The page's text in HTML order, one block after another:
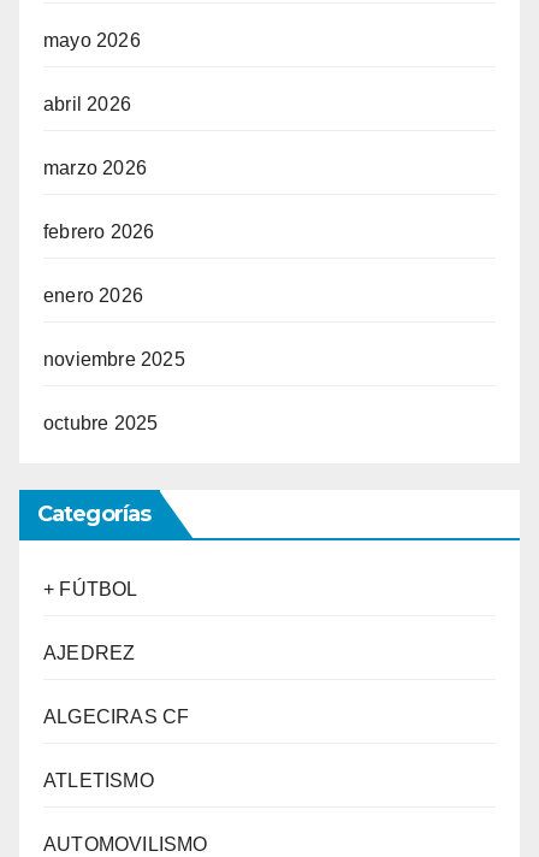
mayo 2026
abril 2026
marzo 2026
febrero 2026
enero 2026
noviembre 2025
octubre 2025
Categorías
+ FÚTBOL
AJEDREZ
ALGECIRAS CF
ATLETISMO
AUTOMOVILISMO